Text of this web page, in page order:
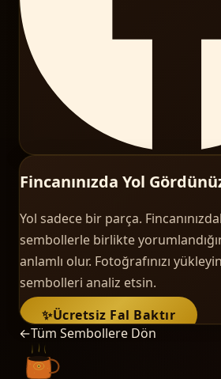
Fincanınızda Yol
Yol sadece bir parça.
sembollerle birlikte
anlamlı olur. Fotoğrafınızı
sembolleri analiz etsin.
✨Ücretsiz Fal Baktır
←Tüm Sembollere Dön